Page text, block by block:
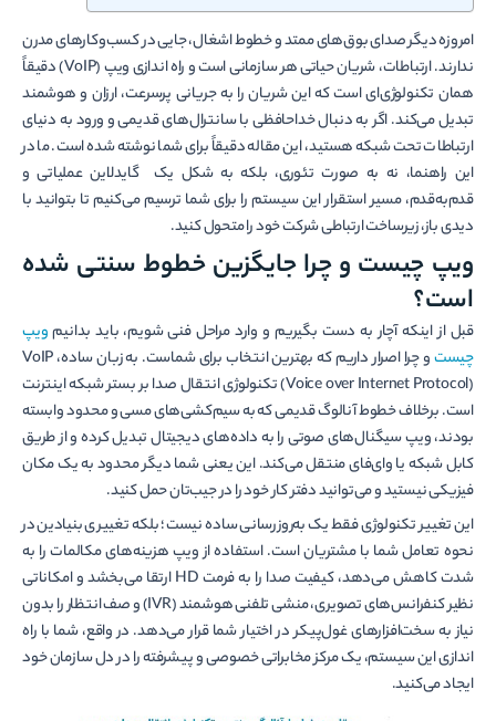
امروزه دیگر صدای بوق‌های ممتد و خطوط اشغال، جایی در کسب‌وکارهای مدرن
ندارند. ارتباطات، شریان حیاتی هر سازمانی است و راه اندازی ویپ (VoIP) دقیقاً
همان تکنولوژی‌ای است که این شریان را به جریانی پرسرعت، ارزان و هوشمند
تبدیل می‌کند. اگر به دنبال خداحافظی با سانترال‌های قدیمی و ورود به دنیای
ارتباطات تحت شبکه هستید، این مقاله دقیقاً برای شما نوشته شده است. ما در
این راهنما، نه به صورت تئوری، بلکه به شکل یک گایدلاین عملیاتی و
قدم‌به‌قدم، مسیر استقرار این سیستم را برای شما ترسیم می‌کنیم تا بتوانید با
دیدی باز، زیرساخت ارتباطی شرکت خود را متحول کنید.
ویپ چیست و چرا جایگزین خطوط سنتی شده
است؟
قبل از اینکه آچار به دست بگیریم و وارد مراحل فنی شویم، باید بدانیمویپ
چیست
و چرا اصرار داریم که بهترین انتخاب برای شماست. به زبان ساده، VoIP
(Voice over Internet Protocol) تکنولوژی انتقال صدا بر بستر شبکه اینترنت
است. برخلاف خطوط آنالوگ قدیمی که به سیم‌کشی‌های مسی و محدود وابسته
بودند، ویپ سیگنال‌های صوتی را به داده‌های دیجیتال تبدیل کرده و از طریق
کابل شبکه یا وای‌فای منتقل می‌کند. این یعنی شما دیگر محدود به یک مکان
فیزیکی نیستید و می‌توانید دفتر کار خود را در جیب‌تان حمل کنید.
این تغییر تکنولوژی فقط یک به‌روزرسانی ساده نیست؛ بلکه تغییری بنیادین در
نحوه تعامل شما با مشتریان است. استفاده از ویپ هزینه‌های مکالمات را به
شدت کاهش می‌دهد، کیفیت صدا را به فرمت HD ارتقا می‌بخشد و امکاناتی
نظیر کنفرانس‌های تصویری، منشی تلفنی هوشمند (IVR) و صف انتظار را بدون
نیاز به سخت‌افزارهای غول‌پیکر در اختیار شما قرار می‌دهد. در واقع، شما با راه
اندازی این سیستم، یک مرکز مخابراتی خصوصی و پیشرفته را در دل سازمان خود
ایجاد می‌کنید.